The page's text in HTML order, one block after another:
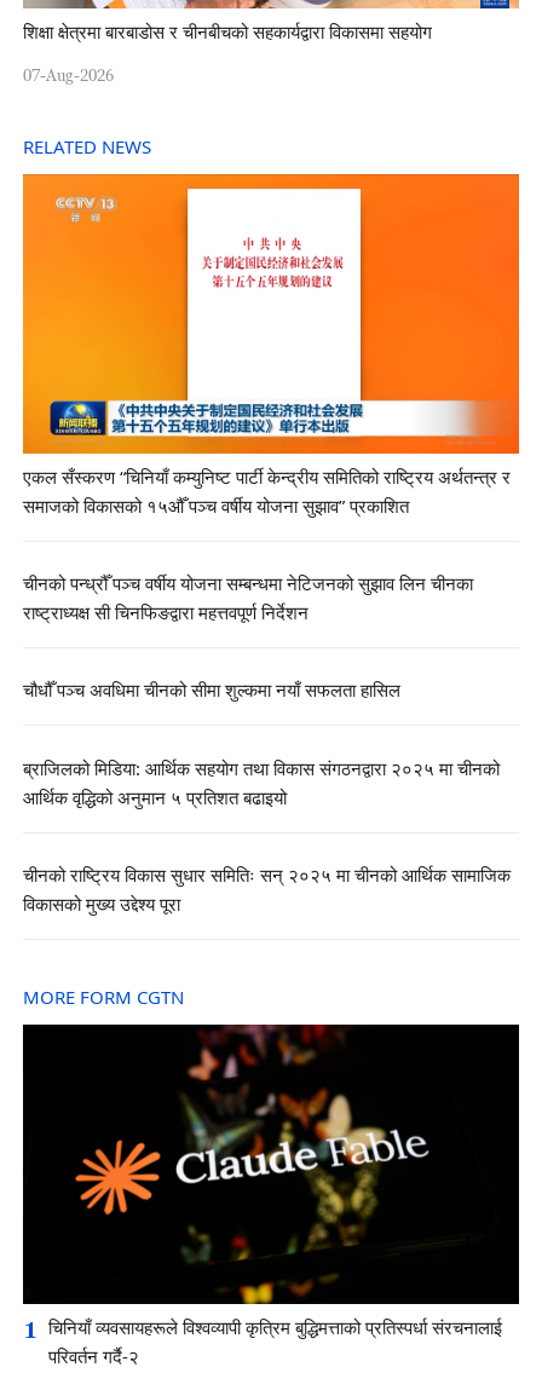
शिक्षा क्षेत्रमा बारबाडोस र चीनबीचको सहकार्यद्वारा विकासमा सहयोग
07-Aug-2026
RELATED NEWS
एकल सँस्करण “चिनियाँ कम्युनिष्ट पार्टी केन्द्रीय समितिको राष्ट्रिय अर्थतन्त्र र
समाजको विकासको १५औँ पञ्च वर्षीय योजना सुझाव” प्रकाशित
चीनको पन्ध्रौँ पञ्च वर्षीय योजना सम्बन्धमा नेटिजनको सुझाव लिन चीनका
राष्ट्राध्यक्ष सी चिनफिङद्वारा महत्तवपूर्ण निर्देशन
चौधौँ पञ्च अवधिमा चीनको सीमा शुल्कमा नयाँ सफलता हासिल
ब्राजिलको मिडिया: आर्थिक सहयोग तथा विकास संगठनद्वारा २०२५ मा चीनको
आर्थिक वृद्धिको अनुमान ५ प्रतिशत बढाइयो
चीनको राष्ट्रिय विकास सुधार समितिः सन् २०२५ मा चीनको आर्थिक सामाजिक
विकासको मुख्य उद्देश्य पूरा
MORE FORM CGTN
1 चिनियाँ व्यवसायहरूले विश्वव्यापी कृत्रिम बुद्धिमत्ताको प्रतिस्पर्धा संरचनालाई
परिवर्तन गर्दै-२